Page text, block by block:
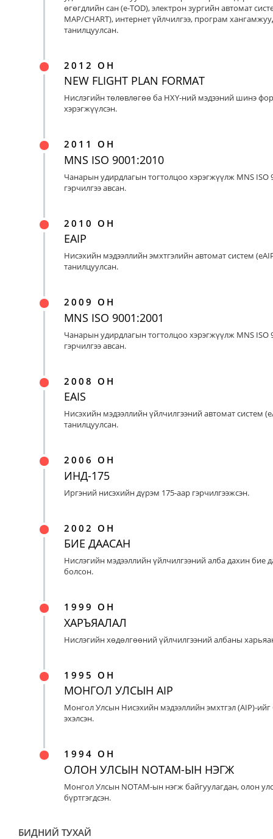
өгөгдлийн сан (e-TOD), электрон зургийн автомат
MAP/CHART), интернет үйлчилгээ, програм
танилцуулсан.
2012 ОН
NEW FLIGHT PLAN FORMAT
Нислэгийн төлөвлөгөө ба НХҮ-ний мэдээний шинэ
хэрэгжүүлсэн.
2011 ОН
MNS ISO 9001:2010
Чанарын удирдлагын тогтолцоо хэрэгжүүлж MNS ISO
гэрчилгээ авсан.
2010 ОН
EAIP
Нисэхийн мэдээллийн эмхтгэлийн автомат систем
танилцуулсан.
2009 ОН
MNS ISO 9001:2001
Чанарын удирдлагын тогтолцоо хэрэгжүүлж MNS ISO
гэрчилгээ авсан.
2008 ОН
EAIS
Нисэхийн мэдээллийн үйлчилгээний автомат систем
танилцуулсан.
2006 ОН
ИНД-175
Иргэний нисэхийн дүрэм 175-аар гэрчилгээжсэн.
2002 ОН
БИЕ ДААСАН
Нислэгийн мэдээллийн үйлчилгээний алба дахин бие
болсон.
1999 ОН
ХАРЪЯАЛАЛ
Нислэгийн хөдөлгөөний үйлчилгээний албаны
1995 ОН
МОНГОЛ УЛСЫН AIP
Монгол Улсын Нисэхийн мэдээллийн эмхтгэл (AIP)-
эхэлсэн.
1994 ОН
ОЛОН УЛСЫН NOTAM-ЫН НЭГЖ
Монгол Улсын NOTAM-ын нэгж байгуулагдан, олон
бүртгэгдсэн.
БИДНИЙ ТУХАЙ